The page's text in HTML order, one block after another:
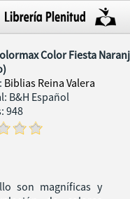
Color Fiesta
Biblias Reina Valera
B&H Español
948
son magníficas y